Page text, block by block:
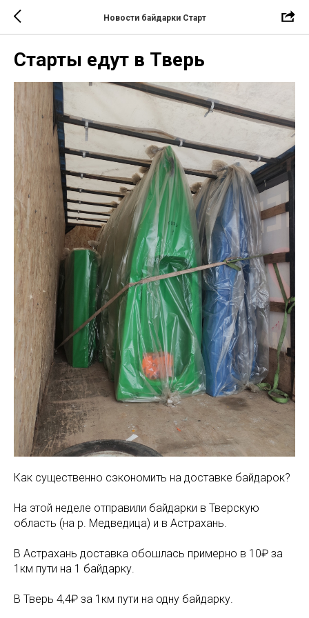
Новости байдарки Старт
Старты едут в Тверь
Как существенно сэкономить на доставке байдарок?
На этой неделе отправили байдарки в Тверскую
область (на р. Медведица) и в Астрахань.
В Астрахань доставка обошлась примерно в 10₽ за
1км пути на 1 байдарку.
В Тверь 4,4₽ за 1км пути на одну байдарку.